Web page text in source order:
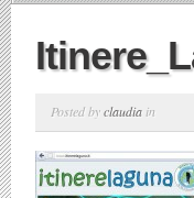
Posted byclaudia in